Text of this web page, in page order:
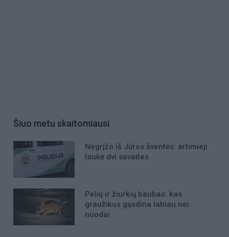
Šiuo metu skaitomiausi
Negrįžo iš Jūros šventės: artimieji
laukė dvi savaites
Pelių ir žiurkių baubas: kas
graužikus gąsdina labiau nei
nuodai